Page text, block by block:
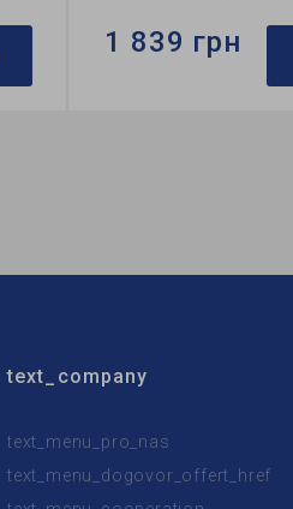
1 839 грн
text_company
text_menu_pro_nas
text_menu_dogovor_offert_href